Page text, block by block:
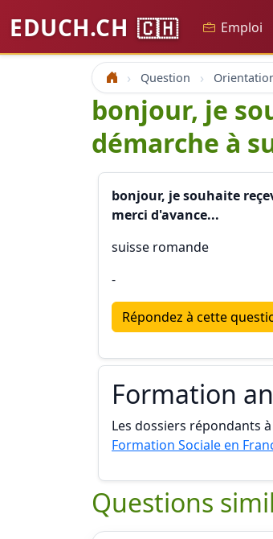
EDUCH.CH 🇨🇭 Emploi
Accueil Question
bonjour, je
démarche à
bonjour, je souhaite
merci d'avance...
suisse romande
-
Répondez à cette
Formation
Les dossiers répondants
Formation Sociale en
Questions